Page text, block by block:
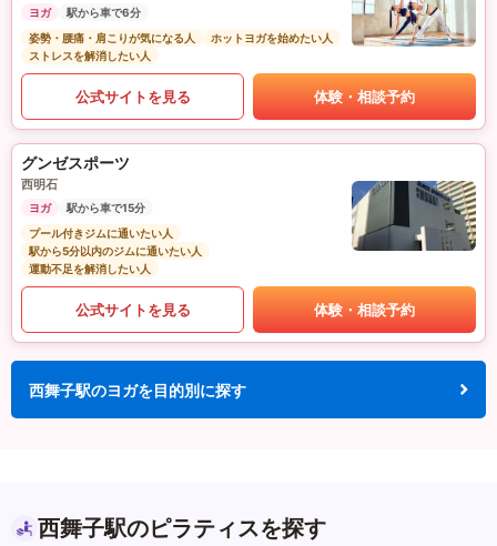
ヨガ
駅から車で6分
姿勢・腰痛・肩こりが気になる人
ホットヨガを始めたい人
ストレスを解消したい人
公式サイトを見る 体験・相談予約
グンゼスポーツ
西明石
ヨガ
駅から車で15分
プール付きジムに通いたい人
駅から5分以内のジムに通いたい人
運動不足を解消したい人
公式サイトを見る 体験・相談予約
西舞子駅のヨガを目的別に探す
西舞子駅のピラティスを探す